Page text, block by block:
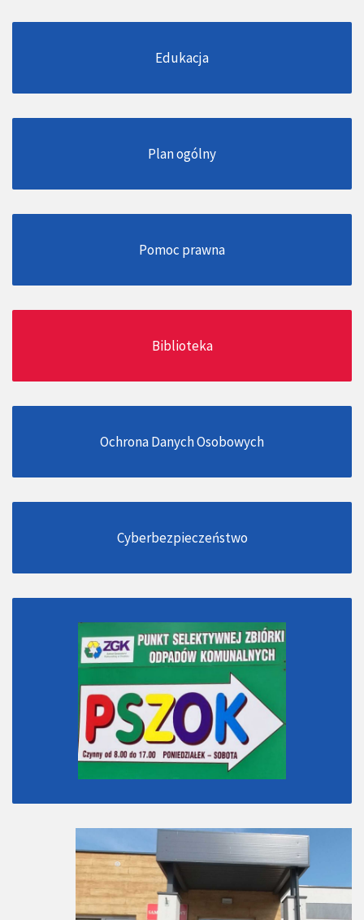
Edukacja
Plan ogólny
Pomoc prawna
Biblioteka
Ochrona Danych Osobowych
Cyberbezpieczeństwo